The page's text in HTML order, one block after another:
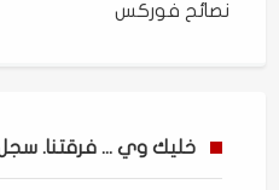
نصائح فوركس
خليك وي ... فرقتنا. سجل